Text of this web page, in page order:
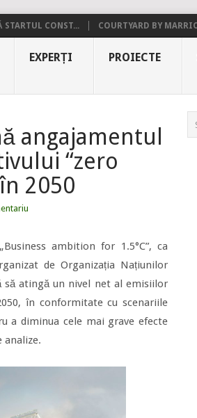
STARTUL CONST... COURTYARD BY
EXPERȚI PROIECTE
angajamentul
“zero
2050
ambition for 1.5°C”, ca
de Organizația Națiunilor
să atingă un nivel net al emisiilor
în conformitate cu scenariile
a diminua cele mai grave efecte
analize.